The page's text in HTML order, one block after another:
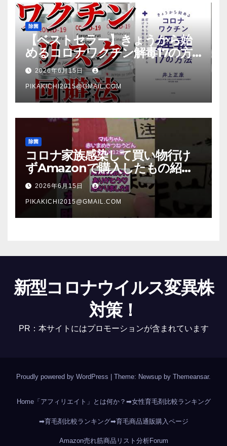
除菌
【ベストセラー】きょうから始
めるコロナワクチン解毒17の方
法【本要約】
2026年6月15日
PIKAKICHI2015@GMAIL.COM
除菌
コロナ家族感染して買い物行け
ずAmazonで購入したもの紹
介 #Shorts
2026年6月15日
PIKAKICHI2015@GMAIL.COM
新型コロナウイルス変異株
対策！
PR：本サイトにはプロモーションが含まれています
Proudly powered by WordPress Theme: Newsup by Themeansar.
Home「アフィリエイト」とは何か？ ➡女性育毛剤比較ランキング
➡育毛剤比較ランキング➡育毛商品通販購入ページ
Amazon売れ筋商品リスト分析Forum